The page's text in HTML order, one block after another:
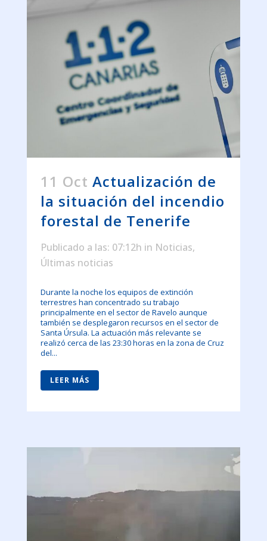
11 Oct Actualización de
la situación del incendio
forestal de Tenerife
Publicado a las: 07:12h in Noticias,
Últimas noticias
Durante la noche los equipos de extinción
terrestres han concentrado su trabajo
principalmente en el sector de Ravelo aunque
también se desplegaron recursos en el sector de
Santa Úrsula. La actuación más relevante se
realizó cerca de las 23:30 horas en la zona de Cruz
del...
LEER MÁS